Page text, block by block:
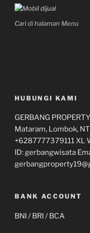
Cari di halaman Menu
HUBUNGI KAMI
GERBANG
Mataram, Lombok,
+6287777379111 XL
ID: gerbangwisata
BANK ACCOUNT
BNI / BRI / BCA